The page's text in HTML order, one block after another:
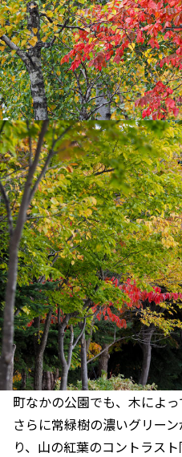
町なかの公園でも、木によっ
さらに常緑樹の濃いグリー
り、山の紅葉のコントラス